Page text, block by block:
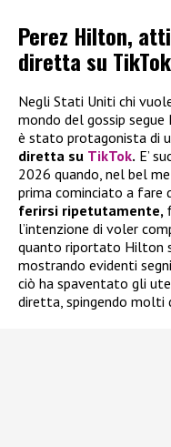
Perez Hilton,
diretta su TikTok
Negli Stati Uniti chi
mondo del gossip
è stato protagonista di
diretta su TikTok. E’
2026 quando, nel bel
prima cominciato a fare
ferirsi ripetutamente,
l’intenzione di voler
quanto riportato Hilton
mostrando evidenti
ciò ha spaventato gli
diretta, spingendo molti